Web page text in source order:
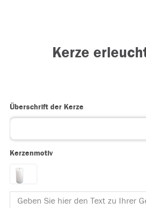
Kerze
Überschrift der Kerze
Kerzenmotiv